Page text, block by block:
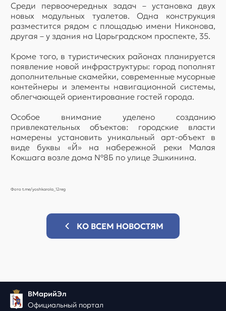
Среди первоочередных задач – установка двух
новых модульных туалетов. Одна конструкция
разместится рядом с площадью имени Никонова,
другая – у здания на Царьградском проспекте, 35.
Кроме того, в туристических районах планируется
появление новой инфраструктуры: город пополнят
дополнительные скамейки, современные мусорные
контейнеры и элементы навигационной системы,
облегчающей ориентирование гостей города.
Особое внимание уделено созданию
привлекательных объектов: городские власти
намерены установить уникальный арт-объект в
виде буквы «Й» на набережной реки Малая
Кокшага возле дома №8Б по улице Эшкинина.
Фото t.me/yoshkarola_12reg
КО ВСЕМ НОВОСТЯМ
ВМарийЭл
Официальный портал